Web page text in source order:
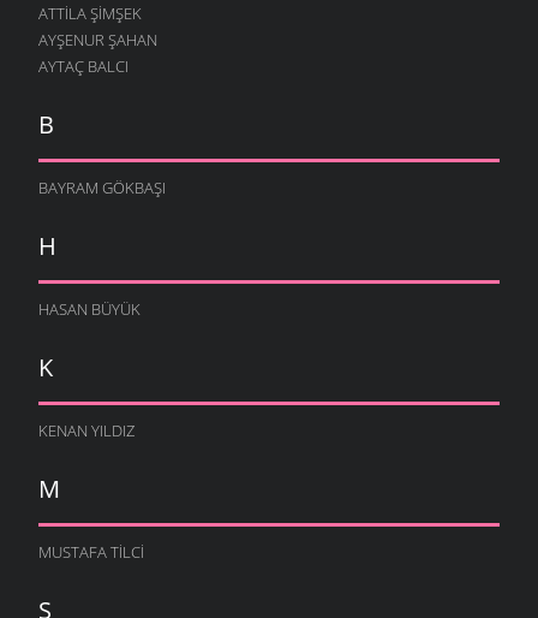
ATTILA ŞIMŞEK
AYŞENUR ŞAHAN
AYTAÇ BALCI
B
BAYRAM GÖKBAŞI
H
HASAN BÜYÜK
K
KENAN YILDIZ
M
MUSTAFA TILCI
Ş